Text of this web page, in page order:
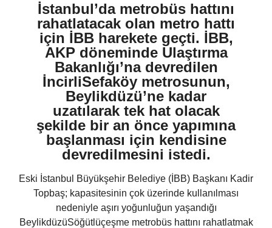
İstanbul’da metrobüs hattını
rahatlatacak olan metro hattı
için İBB harekete geçti. İBB,
AKP döneminde Ulaştırma
Bakanlığı’na devredilen
İncirliSefaköy metrosunun,
Beylikdüzü’ne kadar
uzatılarak tek hat olacak
şekilde bir an önce yapımına
başlanması için kendisine
devredilmesini istedi.
Eski İstanbul Büyükşehir Belediye (İBB) Başkanı Kadir
Topbaş; kapasitesinin çok üzerinde kullanılması
nedeniyle aşırı yoğunluğun yaşandığı
BeylikdüzüSöğütlüçeşme metrobüs hattını rahatlatmak